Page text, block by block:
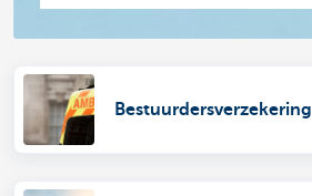
Bestuurdersverzekering